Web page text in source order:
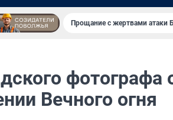
Прощание с жертвами атаки
фотографа
Вечного огня